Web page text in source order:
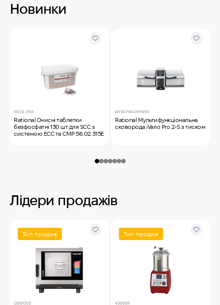
Новинки
56.02.315E
Rational Очисні таблетки
безфосфатні 130 шт для SCC з
системою ECC та CMP 56.02.315E
WY9EPRA.0011930
Rational Мультифункціональна
сковорода iVario Pro 2-S з тиском
Лідери продажів
Топ продаж
CIE6100D
Топ продаж
43000R